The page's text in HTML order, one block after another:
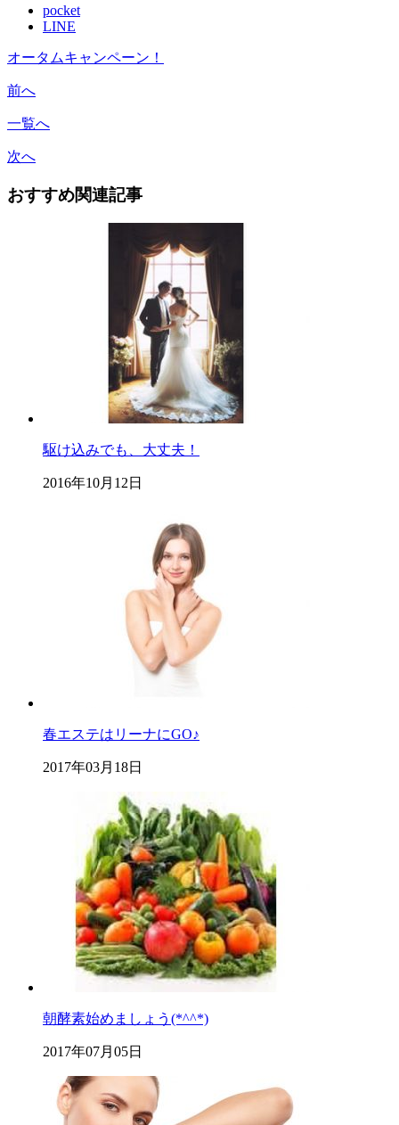
pocket
LINE
オータムキャンペーン！
前へ
一覧へ
次へ
おすすめ関連記事
駆け込みでも、大丈夫！
2016年10月12日
春エステはリーナにGO♪
2017年03月18日
朝酵素始めましょう(*^^*)
2017年07月05日